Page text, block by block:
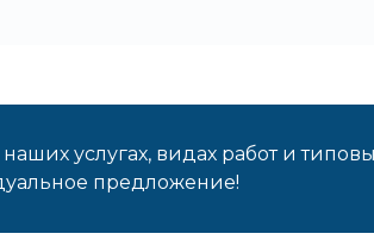
услугах, видах работ и
предложение!